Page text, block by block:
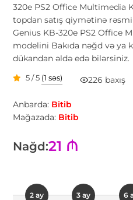
320e PS2 Office Multimedia
topdan satış qiymətinə
Genius KB-320e PS2 Office
modelini Bakıda nəğd və ya
dükandan əldə edə bilərsiniz.
5 / 5 (1 səs) 226 baxış
Anbarda: Bitib
Mağazada: Bitib
Nağd:21 ₼
2 ay 3 ay 6